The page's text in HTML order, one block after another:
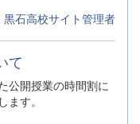
黒石高校サイト管理者
て
公開授業の時間割に
す。